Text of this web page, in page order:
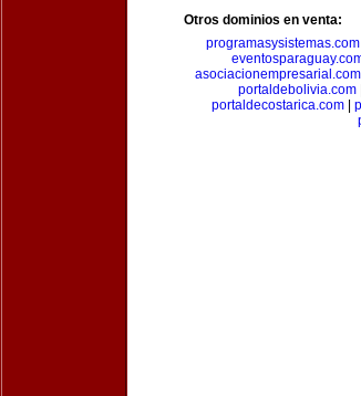
Otros dominios en venta:
programasysistemas.com
asociacionempresarial.com
portaldebolivia.com|
portaldecostarica.com